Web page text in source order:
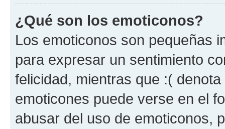
¿Qué son los emoticonos?
Los emoticonos son pequeñas
para expresar un sentimiento
felicidad, mientras que :(
emoticones puede verse en el
abusar del uso de emoticonos,